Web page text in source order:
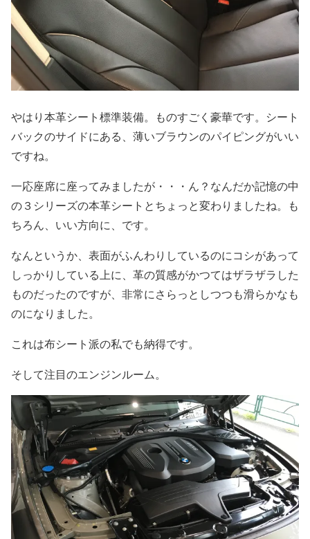
やはり本革シート標準装備。ものすごく豪華です。シート
バックのサイドにある、薄いブラウンのパイピングがいい
ですね。
一応座席に座ってみましたが・・・ん？なんだか記憶の中
の３シリーズの本革シートとちょっと変わりましたね。も
ちろん、いい方向に、です。
なんというか、表面がふんわりしているのにコシがあって
しっかりしている上に、革の質感がかつてはザラザラした
ものだったのですが、非常にさらっとしつつも滑らかなも
のになりました。
これは布シート派の私でも納得です。
そして注目のエンジンルーム。